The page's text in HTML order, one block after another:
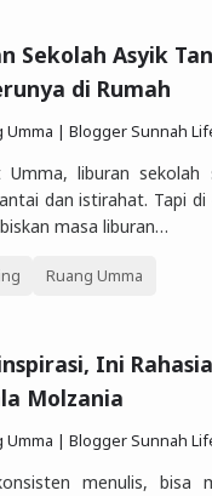
Sekolah Asyik
di Rumah
| Blogger Sunnah Lifestyle |
Umma, liburan
dan istirahat. Tapi
masa liburan…
Ruang Umma
Ini
Molzania
| Blogger Sunnah Lifestyle |
menulis, bisa